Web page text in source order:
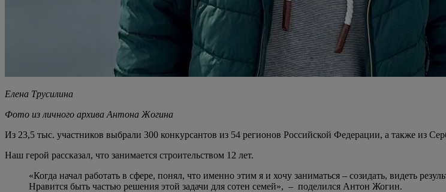
Елена Трусилина
Фото из личного архива Антона Жогина
Из 23,5 тыс. участников выбрали 300 конкурсантов из 54 регионов Российской Федерации, а также из
Наш герой рассказал, что занимается строительством 12 лет.
«Когда начал работать в сфере, понял, что именно этим я и хочу заниматься – созидать, видеть
Нравится быть частью решения этой задачи для сотен семей», – поделился Антон Жогин.